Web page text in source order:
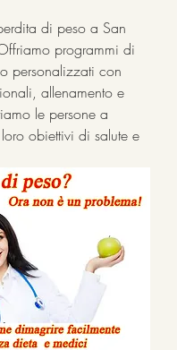
di peso a San
programmi di
personalizzati con
allenamento e
le persone a
obiettivi di salute e